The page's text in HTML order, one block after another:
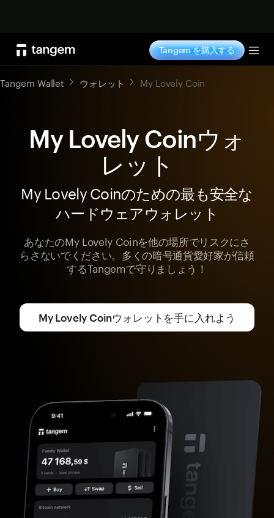
Tangem を購入する
Tangem Wallet ウォレット My Lovely Coin
My Lovely Coinウォ
レット
My Lovely Coinのための最も安全な
ハードウェアウォレット
あなたのMy Lovely Coinを他の場所でリスクにさ
らさないでください。多くの暗号通貨愛好家が信頼
するTangemで守りましょう！
My Lovely Coinウォレットを手に入れよう